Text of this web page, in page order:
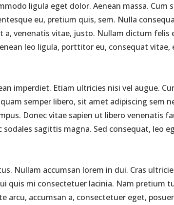
ligula eget dolor. Aenean massa.
eu, pretium quis, sem. Nulla
venenatis vitae, justo. Nullam dictum
leo ligula, porttitor eu, consequat
imperdiet. Etiam ultricies nisi vel augue.
semper libero, sit amet adipiscing sem
Donec vitae sapien ut libero venenatis
sagittis magna. Sed consequat, leo
Nullam accumsan lorem in dui. Cras
quis mi consectetuer lacinia. Nam
accumsan a, consectetuer eget,